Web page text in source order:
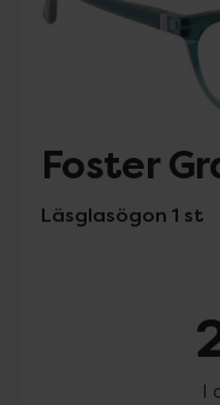
Foster
Läsglasögon 1 st
I